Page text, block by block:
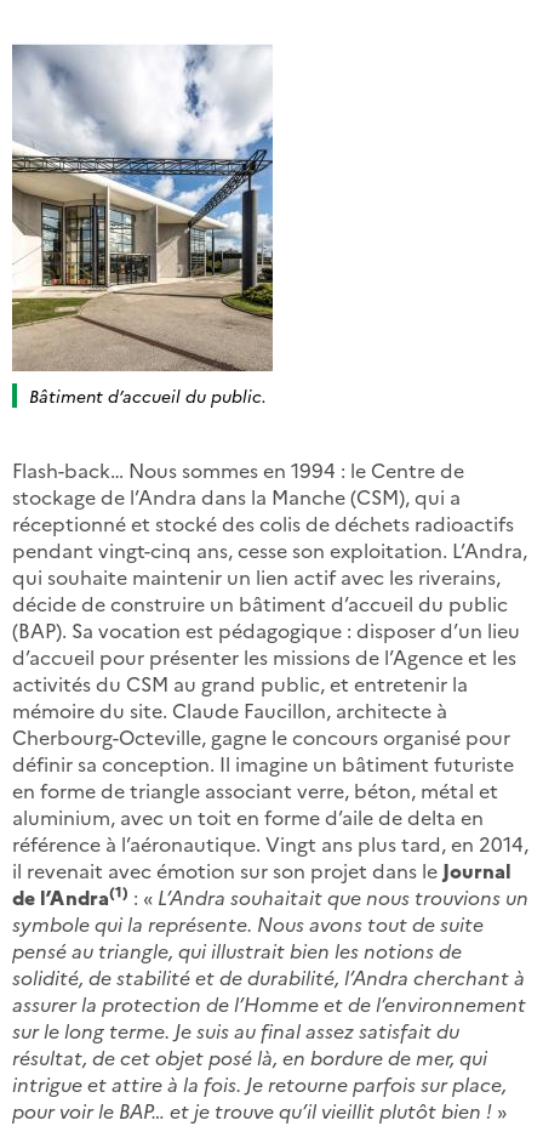
Bâtiment d’accueil du public.
Flash-back… Nous sommes en 1994 : le Centre de
stockage de l’Andra dans la Manche (CSM), qui a
réceptionné et stocké des colis de déchets radioactifs
pendant vingt-cinq ans, cesse son exploitation. L’Andra,
qui souhaite maintenir un lien actif avec les riverains,
décide de construire un bâtiment d’accueil du public
(BAP). Sa vocation est pédagogique : disposer d’un lieu
d’accueil pour présenter les missions de l’Agence et les
activités du CSM au grand public, et entretenir la
mémoire du site. Claude Faucillon, architecte à
Cherbourg-Octeville, gagne le concours organisé pour
définir sa conception. Il imagine un bâtiment futuriste
en forme de triangle associant verre, béton, métal et
aluminium, avec un toit en forme d’aile de delta en
référence à l’aéronautique. Vingt ans plus tard, en 2014,
il revenait avec émotion sur son projet dans le Journal
de l’Andra(1) : « L’Andra souhaitait que nous trouvions un
symbole qui la représente. Nous avons tout de suite
pensé au triangle, qui illustrait bien les notions de
solidité, de stabilité et de durabilité, l’Andra cherchant à
assurer la protection de l’Homme et de l’environnement
sur le long terme. Je suis au final assez satisfait du
résultat, de cet objet posé là, en bordure de mer, qui
intrigue et attire à la fois. Je retourne parfois sur place,
pour voir le BAP… et je trouve qu’il vieillit plutôt bien ! »